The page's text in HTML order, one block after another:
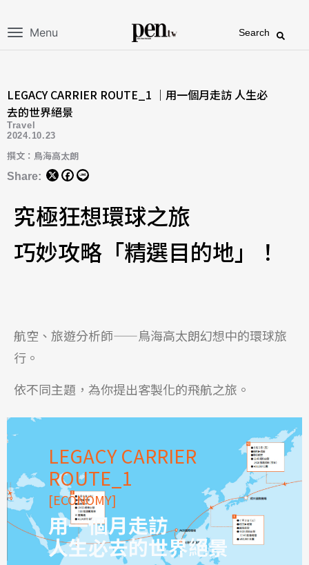
Menu Search
LEGACY CARRIER ROUTE_1 ｜用一個月走訪 人生必
去的世界絕景
Travel
2024.10.23
撰文：鳥海高太朗
Share:
究極狂想環球之旅
巧妙攻略「精選目的地」！
航空、旅遊分析師——鳥海高太朗幻想中的環球旅
行。
依不同主題，為你提出客製化的飛航之旅。
LEGACY CARRIER
ROUTE_1
[ECONOMY]
用一個月走訪
人生必去的世界絕景